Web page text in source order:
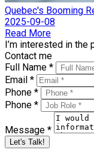
Quebec's Booming
2025-09-08
Read More
I’m interested in the
Contact me
Full Name *
Email *
Phone *
Phone *
Message *
Let's Talk!